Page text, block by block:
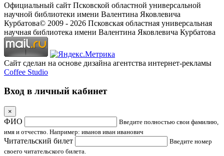
Официальный сайт Псковской областной универсальной
научной библиотеки имени Валентина Яковлевича
Курбатова© 2009 - 2026 Псковская областная универсальная
научная библиотека имени Валентина Яковлевича Курбатова
Сайт сделан на основе дизайна агентства интернет-рекламы
Coffee Studio
Вход в личный кабинет
×
ФИО
Введите полностью свои фамилию,
имя и отчество. Например: иванов иван иванович
Читательский билет
Введите номер
своего читательского билета.